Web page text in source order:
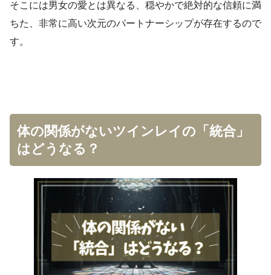
そこには男女の愛とは異なる、穏やかで絶対的な信頼に満
ちた、非常に高い次元のパートナーシップが存在するので
す。
体の関係がないツインレイの「統合」
はどうなる？